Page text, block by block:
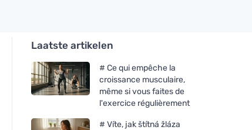
Laatste artikelen
# Ce qui empêche la
croissance musculaire,
même si vous faites de
l'exercice régulièrement
# Víte, jak štítná žláza